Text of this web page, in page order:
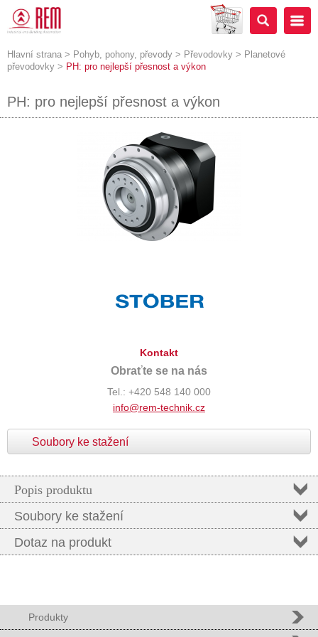
Hlavní strana > Pohyb, pohony, převody > Převodovky > Planetové
převodovky > PH: pro nejlepší přesnost a výkon
PH: pro nejlepší přesnost a výkon
Kontakt
Obraťte se na nás
Tel.: +420 548 140 000
info@rem-technik.cz
Soubory ke stažení
Popis produktu
Soubory ke stažení
Dotaz na produkt
Produkty